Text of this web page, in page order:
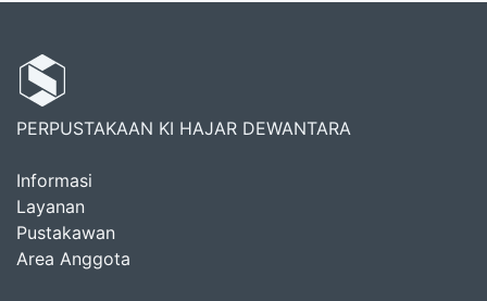
PERPUSTAKAAN KI HAJAR DEWANTARA
Informasi
Layanan
Pustakawan
Area Anggota